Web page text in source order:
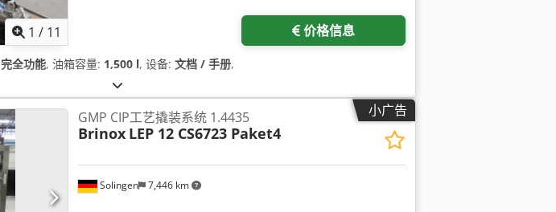
1 / 11 价格信息
完全功能, 油箱容量: 1,500 l, 设备: 文档 / 手册,
小广告
Solingen 7,446 km
GMP CIP工艺撬装系统 1.4435
Brinox LEP 12 CS6723 Paket4